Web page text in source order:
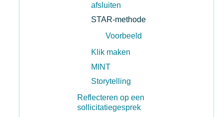
afsluiten
STAR-methode
Voorbeeld
Klik maken
MINT
Storytelling
Reflecteren op een
sollicitatiegesprek